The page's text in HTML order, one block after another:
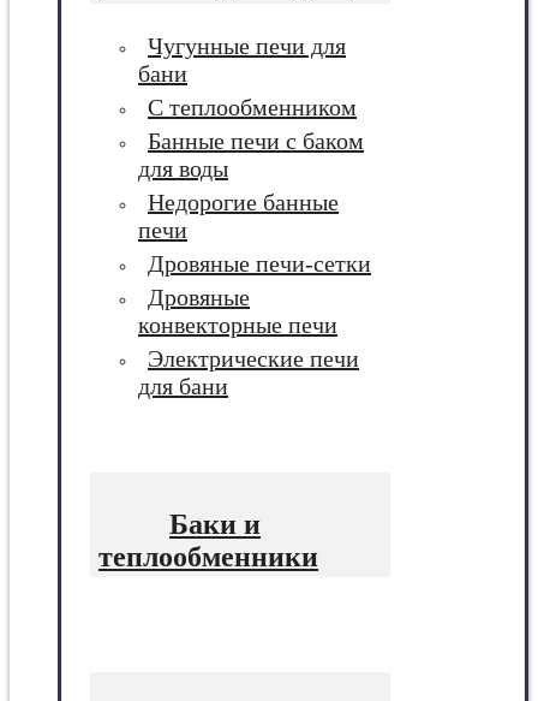
Чугунные печи для
бани
С теплообменником
Банные печи с баком
для воды
Недорогие банные
печи
Дровяные печи-сетки
Дровяные
конвекторные печи
Электрические печи
для бани
Баки и
теплообменники